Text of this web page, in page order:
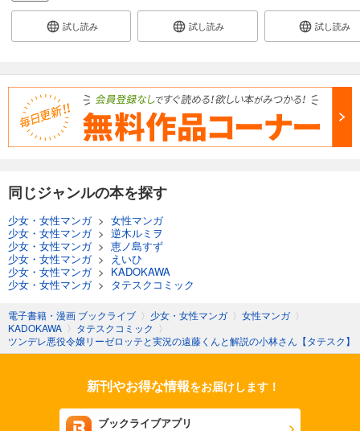
試し読み
66円 (税込)
カート
試し読み
あらすじを表示する
66円 (税込)
あらすじを表示する
66円 (税込)
あらすじを表示する
試し読み 試し読み 試し読み
同じジャンルの本を探す
少女・女性マンガ> 女性マンガ
少女・女性マンガ> 逆木ルミヲ
少女・女性マンガ> 恵ノ島すず
少女・女性マンガ>
えいひ
少女・女性マンガ> KADOKAWA
少女・女性マンガ> タテスクコミック
電子書籍・漫画 ブックライブ 〉 少女・女性マンガ 〉 女性マンガ 〉
KADOKAWA 〉 タテスクコミック 〉
ツンデレ悪役令嬢リーゼロッテと実況の遠藤くんと解説の小林さん【タテスク】
新刊やお得な情報をお届けします！
ブックライブアプリ